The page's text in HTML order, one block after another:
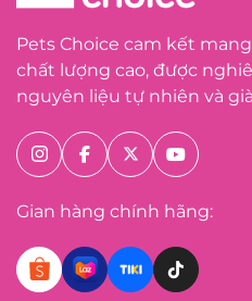
Pets Choice cam kết
chất lượng cao, được
nguyên liệu tự nhiên và
Gian hàng chính hãng: